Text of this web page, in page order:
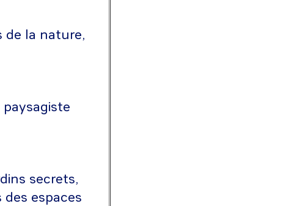
de la nature,
secrets,
espaces